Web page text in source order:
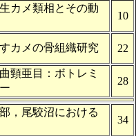
カメ類相とその動
10
カメの骨組織研究 22
頸亜目：ボトレミ
28
，尾駮沼における
34